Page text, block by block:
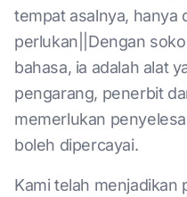
tempat asalnya, hanya
perlukan||Dengan
bahasa, ia adalah alat
pengarang, penerbit
memerlukan
boleh dipercayai.
Kami telah menjadikan